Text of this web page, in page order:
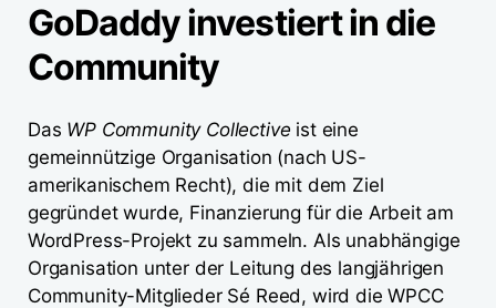
GoDaddy investiert in die
Community
Das WP Community Collective ist eine
gemeinnützige Organisation (nach US-
amerikanischem Recht), die mit dem Ziel
gegründet wurde, Finanzierung für die Arbeit am
WordPress-Projekt zu sammeln. Als unabhängige
Organisation unter der Leitung des langjährigen
Community-Mitglieder Sé Reed, wird die WPCC